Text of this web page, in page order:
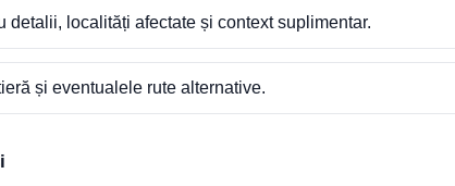
localități afectate și context suplimentar.
și eventualele rute alternative.